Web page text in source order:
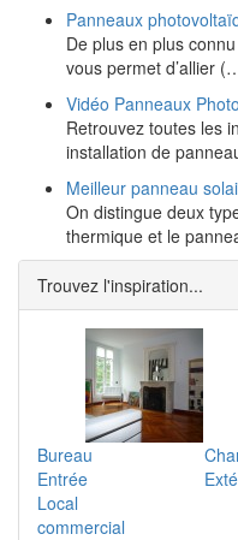
Panneaux
De plus en plus
vous permet d’allier
Vidéo Panneaux
Retrouvez toutes les
installation de
Meilleur panneau
On distingue deux
thermique et le
Trouvez l'inspiration...
Bureau
Entrée
Local
commercial